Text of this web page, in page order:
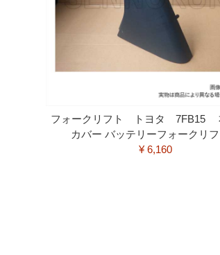
フォークリフト トヨタ 7FB15
カバー バッテリーフォークリ
¥ 6,160